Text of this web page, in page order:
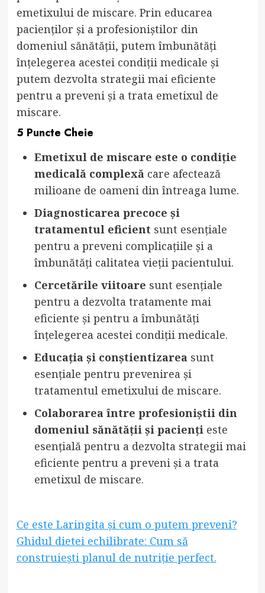
emetixului de miscare. Prin educarea
pacienților și a profesioniștilor din
domeniul sănătății, putem îmbunătăți
înțelegerea acestei condiții medicale și
putem dezvolta strategii mai eficiente
pentru a preveni și a trata emetixul de
miscare.
5 Puncte Cheie
Emetixul de miscare este o condiție
medicală complexăcare afectează
milioane de oameni din întreaga lume.
Diagnosticarea precoce și
tratamentul eficient sunt esențiale
pentru a preveni complicațiile și a
îmbunătăți calitatea vieții pacientului.
Cercetările viitoare sunt esențiale
pentru a dezvolta tratamente mai
eficiente și pentru a îmbunătăți
înțelegerea acestei condiții medicale.
Educația și conștientizareasunt
esențiale pentru prevenirea și
tratamentul emetixului de miscare.
Colaborarea între profesioniștii din
domeniul sănătății și paciențieste
esențială pentru a dezvolta strategii mai
eficiente pentru a preveni și a trata
emetixul de miscare.
Ce este Laringita și cum o putem preveni?
Ghidul dietei echilibrate: Cum să
construiești planul de nutriție perfect.